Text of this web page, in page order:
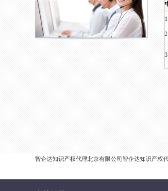
智企达知识产权代理北京有限公司智企达知识产权